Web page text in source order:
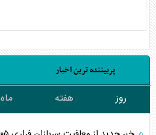
پربیننده ترین اخبار
روز هفته ماه